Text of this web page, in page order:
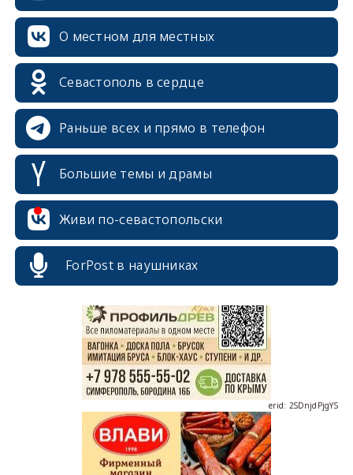
О местном для местных
Севастополь в сердце
Раньше всех и прямо в телефон
Большие темы и драмы
Живи по-севастопольски
ForPost в наушниках
erid: 2SDnjcrDNw6
erid: 2SDnjdPjgYS
erid: 2SDnjdvhGXG